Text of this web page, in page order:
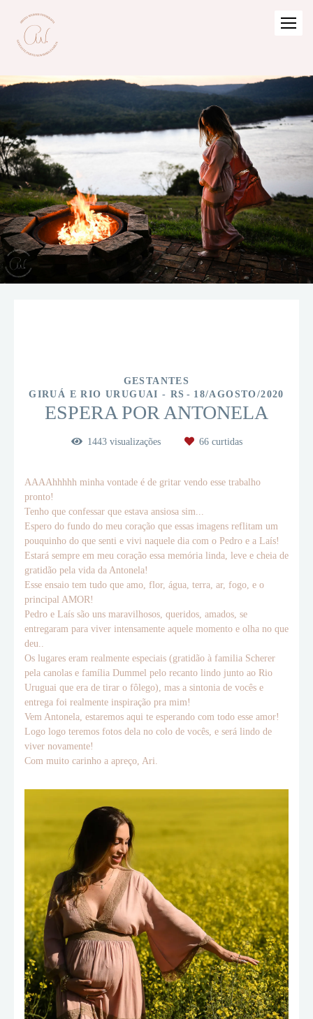
GESTANTES
GIRUÁ E RIO URUGUAI - RS
18/AGOSTO/2020
ESPERA POR ANTONELA
1443visualizações 66curtidas
AAAAhhhhh minha vontade é de gritar vendo esse trabalho
pronto!
Tenho que confessar que estava ansiosa sim...
Espero do fundo do meu coração que essas imagens reflitam um
pouquinho do que senti e vivi naquele dia com o Pedro e a Laís!
Estará sempre em meu coração essa memória linda, leve e cheia de
gratidão pela vida da Antonela!
Esse ensaio tem tudo que amo, flor, água, terra, ar, fogo, e o
principal AMOR!
Pedro e Laís são uns maravilhosos, queridos, amados, se
entregaram para viver intensamente aquele momento e olha no que
deu..
Os lugares eram realmente especiais (gratidão à familia Scherer
pela canolas e família Dummel pelo recanto lindo junto ao Rio
Uruguai que era de tirar o fôlego), mas a sintonia de vocês e
entrega foi realmente inspiração pra mim!
Vem Antonela, estaremos aqui te esperando com todo esse amor!
Logo logo teremos fotos dela no colo de vocês, e será lindo de
viver novamente!
Com muito carinho a apreço, Ari.